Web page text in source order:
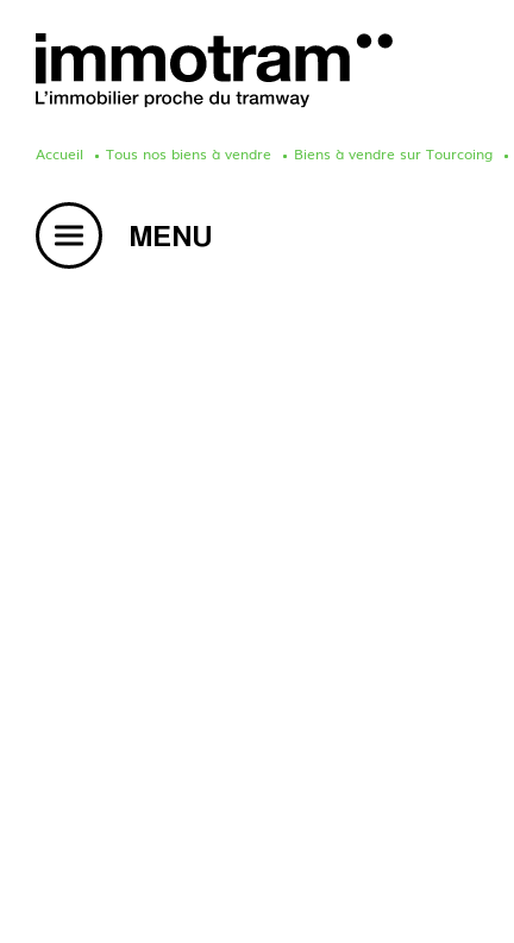
Accueil Tous nos biens à vendre Biens à vendre sur Tourcoing
Acheter un bien